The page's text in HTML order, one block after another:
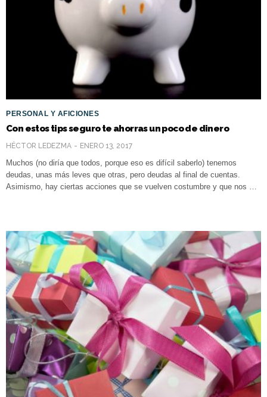
PERSONAL Y AFICIONES
Con estos tips seguro te ahorras un poco de dinero
HÉCTOR LEDEZMA ENERO 13, 2017
Muchos (no diría que todos, porque eso es difícil saberlo) tenemos
deudas, unas más leves que otras, pero deudas al final de cuentas.
Asimismo, hay ciertas acciones que se vuelven costumbre y que nos …